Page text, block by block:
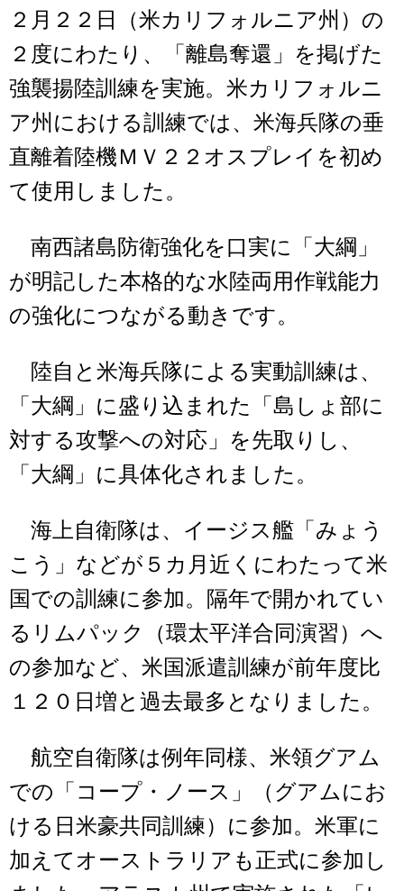
２月２２日（米カリフォルニア州）の
２度にわたり、「離島奪還」を掲げた
強襲揚陸訓練を実施。米カリフォルニ
ア州における訓練では、米海兵隊の垂
直離着陸機ＭＶ２２オスプレイを初め
て使用しました。
南西諸島防衛強化を口実に「大綱」
が明記した本格的な水陸両用作戦能力
の強化につながる動きです。
陸自と米海兵隊による実動訓練は、
「大綱」に盛り込まれた「島しょ部に
対する攻撃への対応」を先取りし、
「大綱」に具体化されました。
海上自衛隊は、イージス艦「みょう
こう」などが５カ月近くにわたって米
国での訓練に参加。隔年で開かれてい
るリムパック（環太平洋合同演習）へ
の参加など、米国派遣訓練が前年度比
１２０日増と過去最多となりました。
航空自衛隊は例年同様、米領グアム
での「コープ・ノース」（グアムにお
ける日米豪共同訓練）に参加。米軍に
加えてオーストラリアも正式に参加し